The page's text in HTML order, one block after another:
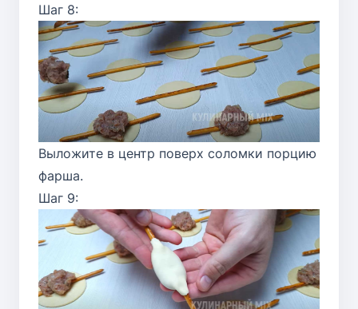
Шаг 8:
Выложите в центр поверх соломки порцию
фарша.
Шаг 9: